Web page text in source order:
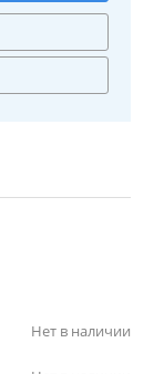
Нет в наличии